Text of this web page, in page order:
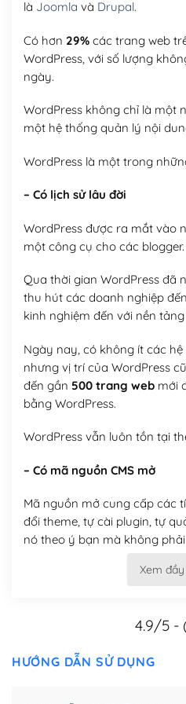
là Joomla và Drupal.
Có hơn 29%các trang web
WordPress, với số lượng
ngày.
WordPress không chỉ là một
một hệ thống quản lý nội
WordPress là một trong
– Có lịch sử lâu đời
WordPress được ra mắt vào
một công cụ cho các blogger.
Qua thời gian WordPress đã
thu hút các doanh nghiệp
kinh nghiệm đến với nền
Ngày nay, có không ít các
nhưng vị trí của WordPress
đến gần 500 trang webmới
bằng WordPress.
WordPress vẫn luôn tồn tại
– Có mã nguồn CMS mở
Mã nguồn mở cung cấp các
đổi theme, tự cài plugin, tự
nó theo ý bạn mà không
Xem
4.9/5 -
HƯỚNG DẪN SỬ DỤNG